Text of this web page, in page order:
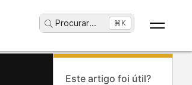
Procurar... ⌘K
Este artigo foi útil?